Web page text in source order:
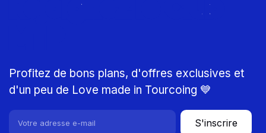
Rejoignez le Club
Profitez de bons plans, d'offres exclusives et
d'un peu de Love made in Tourcoing 💙
S'inscrire